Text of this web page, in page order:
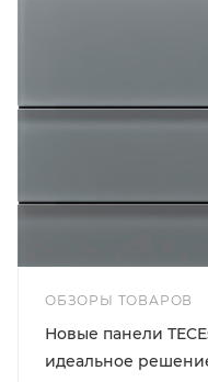
ОБЗОРЫ ТОВАРОВ
Новые панели
идеальное